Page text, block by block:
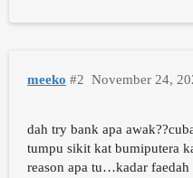
meeko November 24,
#2
dah try bank apa
tumpu sikit kat bumiputera
reason apa tu…kadar